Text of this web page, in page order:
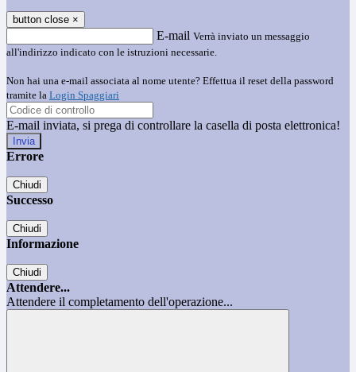
button close ×
E-mail Verrà inviato un messaggio
all'indirizzo indicato con le istruzioni necessarie.
Non hai una e-mail associata al nome utente? Effettua il reset della password
tramite la Login Spaggiari
E-mail inviata, si prega di controllare la casella di posta elettronica!
Errore
Chiudi
Successo
Chiudi
Informazione
Chiudi
Attendere...
Attendere il completamento dell'operazione...